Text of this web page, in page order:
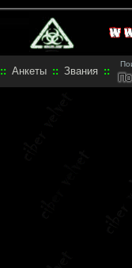
:: Анкеты :: Звания ::